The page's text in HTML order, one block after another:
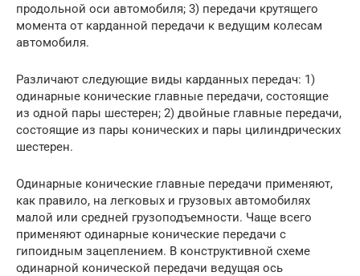
продольной оси автомобиля; 3) передачи крутящего
момента от карданной передачи к ведущим колесам
автомобиля.
Различают следующие виды карданных передач: 1)
одинарные конические главные передачи, состоящие
из одной пары шестерен; 2) двойные главные передачи,
состоящие из пары конических и пары цилиндрических
шестерен.
Одинарные конические главные передачи применяют,
как правило, на легковых и грузовых автомобилях
малой или средней грузоподъемности. Чаще всего
применяют одинарные конические передачи с
гипоидным зацеплением. В конструктивной схеме
одинарной конической передачи ведущая ось